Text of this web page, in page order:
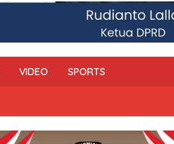
VIDEO SPORTS